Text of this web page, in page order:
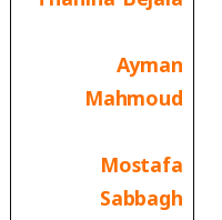
Ayman
Mahmoud
Mostafa
Sabbagh